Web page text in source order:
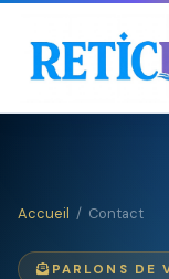
Accueil / Contact
PARLONS DE